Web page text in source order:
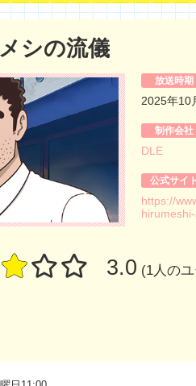
シの流儀
放送時期
2025年10
制作会社
DLE
公式サイ
https://
3.0 (1人の